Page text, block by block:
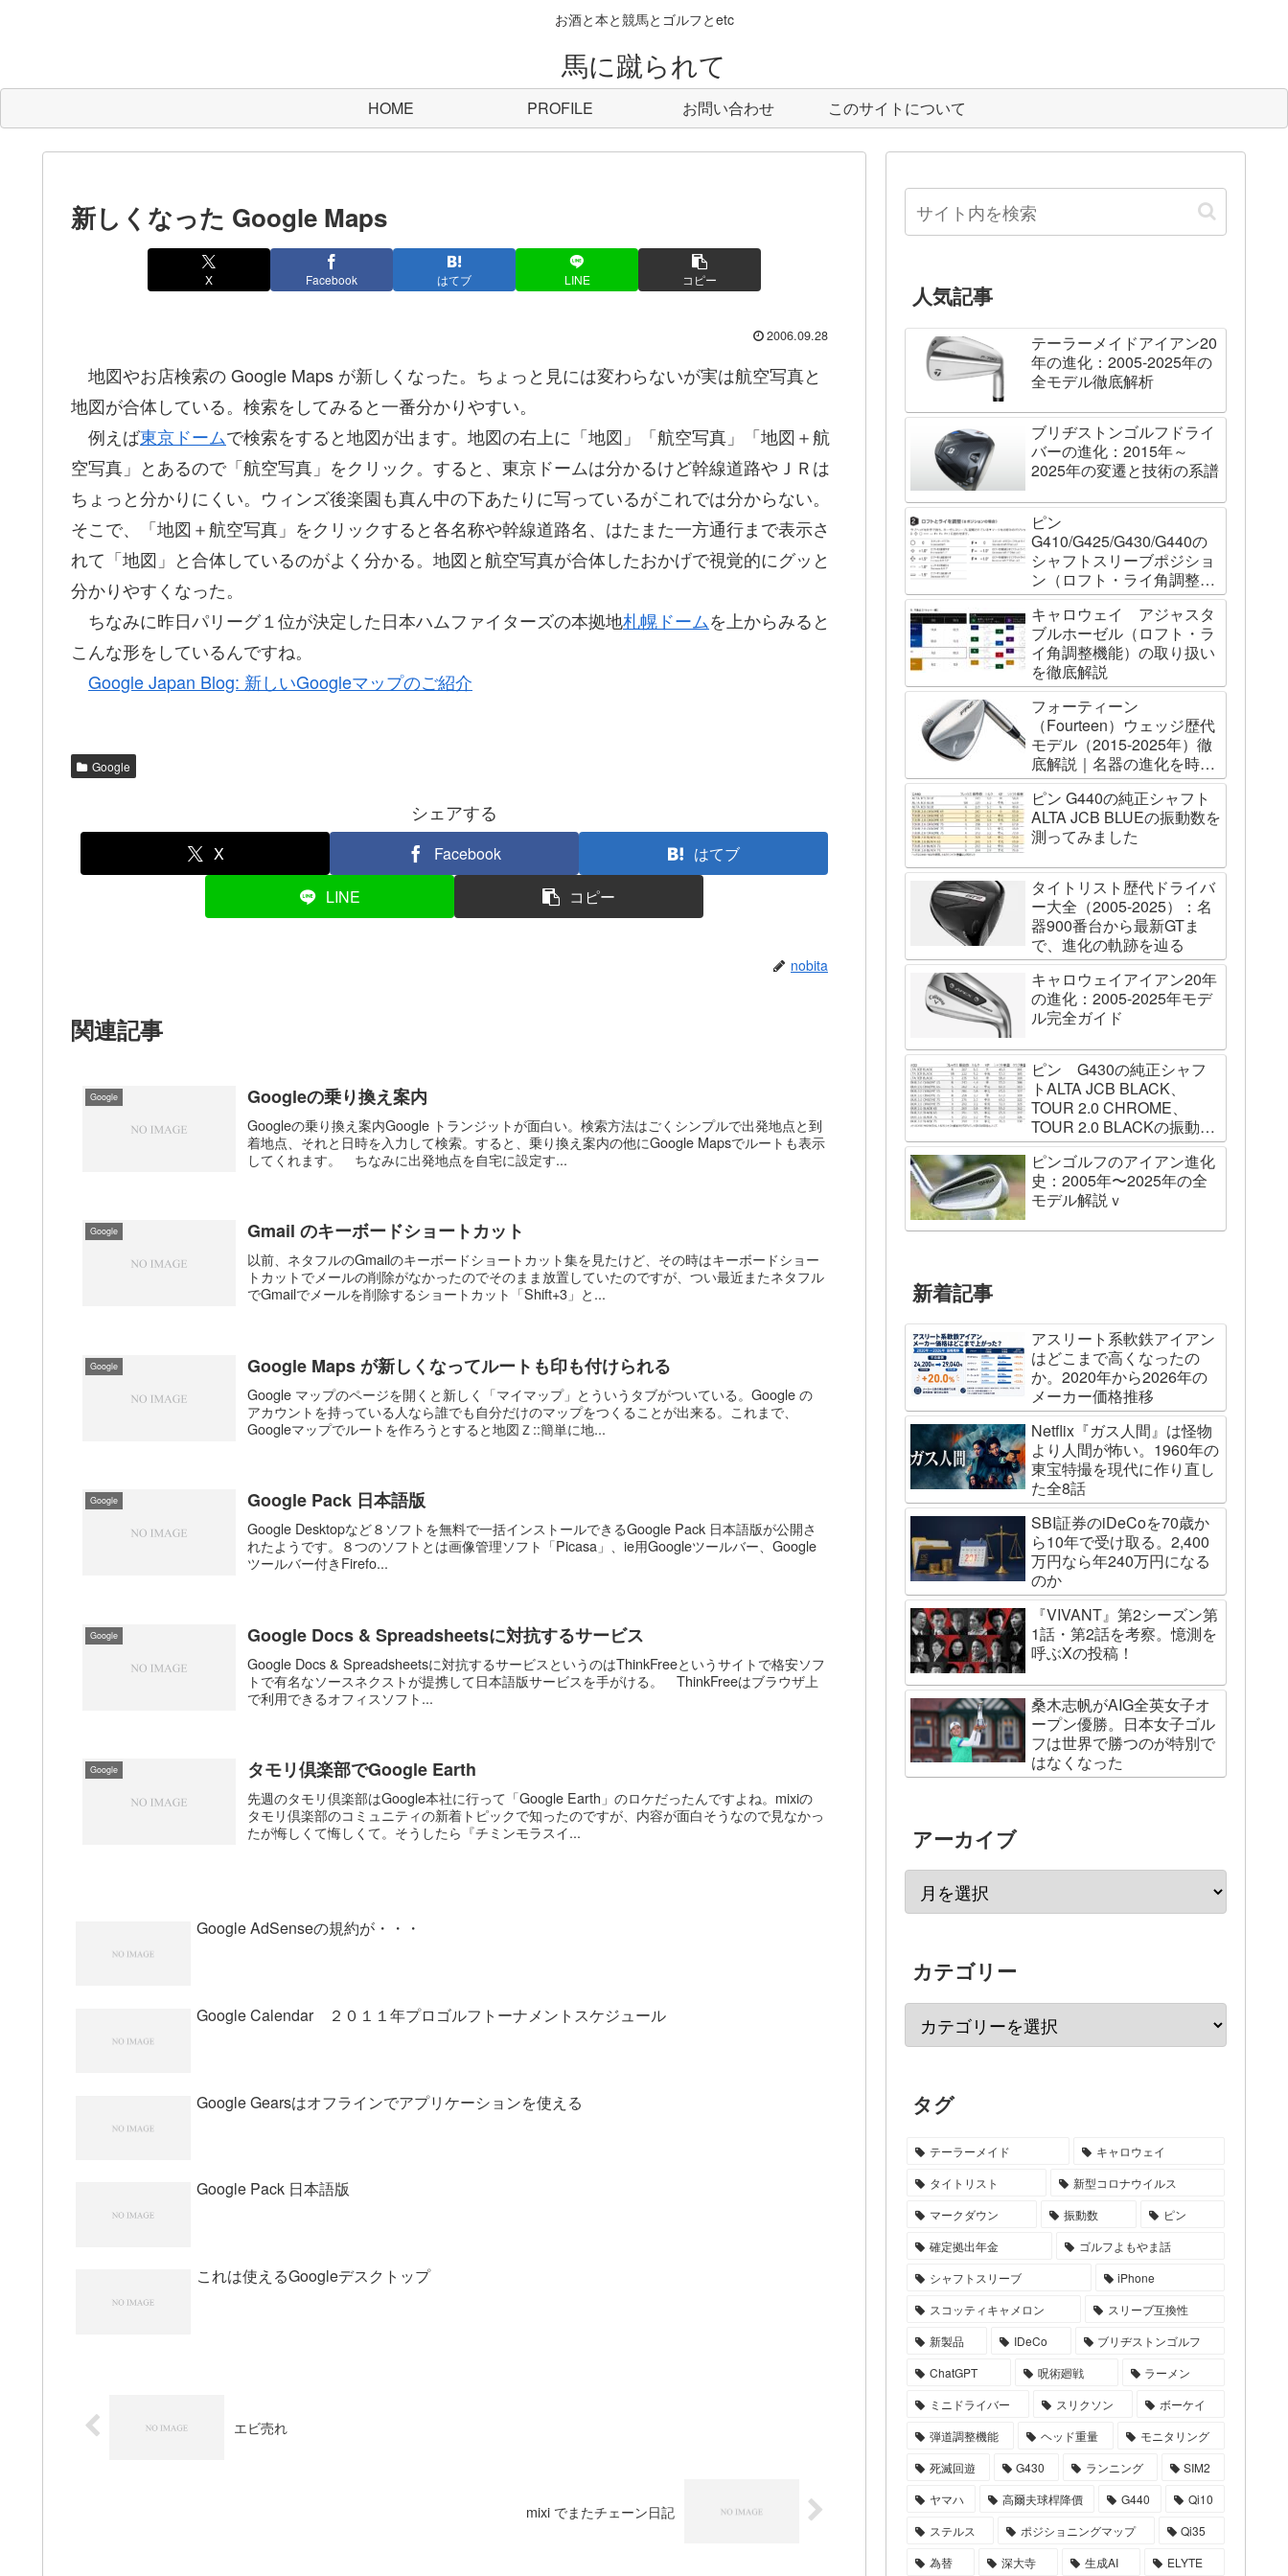
お酒と本と競馬とゴルフとetc
馬に蹴られて
HOME PROFILE お問い合わせ このサイトについて
新しくなった Google Maps
X Facebook はてブ LINE コピー
2006.09.28
地図やお店検索の Google Maps が新しくなった。ちょっと見には変わらないが実は航空写真と
地図が合体している。検索をしてみると一番分かりやすい。
例えば東京ドームで検索をすると地図が出ます。地図の右上に「地図」「航空写真」「地図＋航
空写真」とあるので「航空写真」をクリック。すると、東京ドームは分かるけど幹線道路やＪＲは
ちょっと分かりにくい。ウィンズ後楽園も真ん中の下あたりに写っているがこれでは分からない。
そこで、「地図＋航空写真」をクリックすると各名称や幹線道路名、はたまた一方通行まで表示さ
れて「地図」と合体しているのがよく分かる。地図と航空写真が合体したおかげで視覚的にグッと
分かりやすくなった。
ちなみに昨日パリーグ１位が決定した日本ハムファイターズの本拠地札幌ドームを上からみると
こんな形をしているんですね。
Google Japan Blog: 新しいGoogleマップのご紹介
Google
シェアする
X Facebook
はてブ
LINE
コピー
nobita
関連記事
Google Googleの乗り換え案内
Googleの乗り換え案内Google トランジットが面白い。検索方法はごくシンプルで出発地点と到
着地点、それと日時を入力して検索。すると、乗り換え案内の他にGoogle Mapsでルートも表示
してくれます。 ちなみに出発地点を自宅に設定す...
Google Gmail のキーボードショートカット
以前、ネタフルのGmailのキーボードショートカット集を見たけど、その時はキーボードショー
トカットでメールの削除がなかったのでそのまま放置していたのですが、つい最近またネタフル
でGmailでメールを削除するショートカット「Shift+3」と...
Google Google Maps が新しくなってルートも印も付けられる
Google マップのページを開くと新しく「マイマップ」とういうタブがついている。Google の
アカウントを持っている人なら誰でも自分だけのマップをつくることが出来る。これまで、
Googleマップでルートを作ろうとすると地図Ｚ::簡単に地...
Google Google Pack 日本語版
Google Desktopなど８ソフトを無料で一括インストールできるGoogle Pack 日本語版が公開さ
れたようです。８つのソフトとは画像管理ソフト「Picasa」、ie用Googleツールバー、Google
ツールバー付きFirefo...
Google Google Docs & Spreadsheetsに対抗するサービス
Google Docs & Spreadsheetsに対抗するサービスというのはThinkFreeというサイトで格安ソフ
トで有名なソースネクストが提携して日本語版サービスを手がける。 ThinkFreeはブラウザ上
で利用できるオフィスソフト...
Google タモリ倶楽部でGoogle Earth
先週のタモリ倶楽部はGoogle本社に行って「Google Earth」のロケだったんですよね。mixiの
タモリ倶楽部のコミュニティの新着トピックで知ったのですが、内容が面白そうなので見なかっ
たが悔しくて悔しくて。そうしたら『チミンモラスイ...
Google AdSenseの規約が・・・
Google Calendar ２０１１年プロゴルフトーナメントスケジュール
Google Gearsはオフラインでアプリケーションを使える
Google Pack 日本語版
これは使えるGoogleデスクトップ
エビ売れ
mixi でまたチェーン日記
人気記事
テーラーメイドアイアン20
年の進化：2005-2025年の
全モデル徹底解析
ブリヂストンゴルフドライ
バーの進化：2015年～
2025年の変遷と技術の系譜
ピン
G410/G425/G430/G440の
シャフトスリーブポジショ
ン（ロフト・ライ角調整機
能）について
キャロウェイ アジャスタ
ブルホーゼル（ロフト・ラ
イ角調整機能）の取り扱い
を徹底解説
フォーティーン
（Fourteen）ウェッジ歴代
モデル（2015-2025年）徹
底解説｜名器の進化を時系
列で辿る
ピン G440の純正シャフト
ALTA JCB BLUEの振動数を
測ってみました
タイトリスト歴代ドライバ
ー大全（2005-2025）：名
器900番台から最新GTま
で、進化の軌跡を辿る
キャロウェイアイアン20年
の進化：2005-2025年モデ
ル完全ガイド
ピン G430の純正シャフ
トALTA JCB BLACK、
TOUR 2.0 CHROME、
TOUR 2.0 BLACKの振動数
を測ってみました
ピンゴルフのアイアン進化
史：2005年〜2025年の全
モデル解説ｖ
新着記事
アスリート系軟鉄アイアン
はどこまで高くなったの
か。2020年から2026年の
メーカー価格推移
Netflix『ガス人間』は怪物
より人間が怖い。1960年の
東宝特撮を現代に作り直し
た全8話
SBI証券のiDeCoを70歳か
ら10年で受け取る。2,400
万円なら年240万円になる
のか
『VIVANT』第2シーズン第
1話・第2話を考察。憶測を
呼ぶXの投稿！
桑木志帆がAIG全英女子オ
ープン優勝。日本女子ゴル
フは世界で勝つのが特別で
はなくなった
アーカイブ
カテゴリー
タグ
テーラーメイド
キャロウェイ
タイトリスト
新型コロナウイルス
マークダウン
振動数
ピン
確定拠出年金
ゴルフよもやま話
シャフトスリーブ
iPhone
スコッティキャメロン
スリーブ互換性
新製品
IDeCo
ブリヂストンゴルフ
ChatGPT
呪術廻戦
ラーメン
ミニドライバー
スリクソン
ボーケイ
弾道調整機能
ヘッド重量
モニタリング
死滅回遊
G430 ランニング
SIM2
ヤマハ
高爾夫球桿降價 G440
Qi10
ステルス
ポジショニングマップ
Qi35
為替
深大寺 生成AI
ELYTE